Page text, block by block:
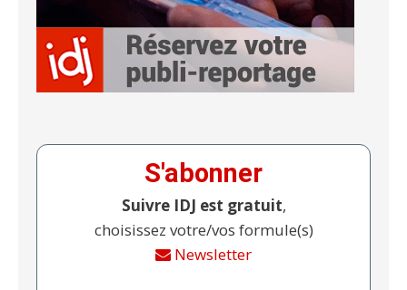
S'abonner
Suivre IDJ est gratuit,
choisissez votre/vos formule(s)
Newsletter